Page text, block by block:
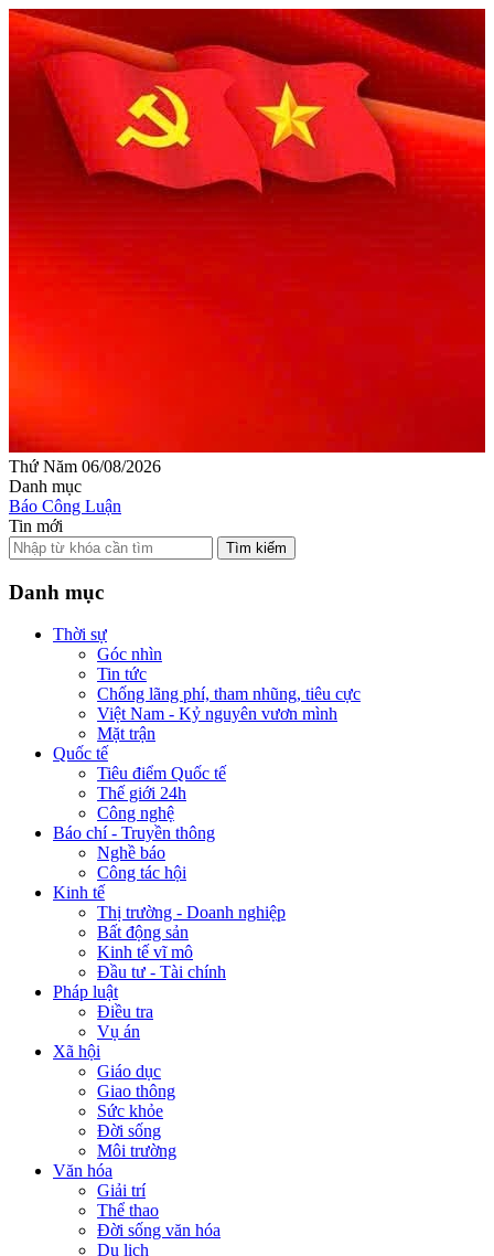
Thứ Năm 06/08/2026
Danh mục
Báo Công Luận
Tin mới
Tìm kiếm
Danh mục
Thời sự
Góc nhìn
Tin tức
Chống lãng phí, tham nhũng, tiêu cực
Việt Nam - Kỷ nguyên vươn mình
Mặt trận
Quốc tế
Tiêu điểm Quốc tế
Thế giới 24h
Công nghệ
Báo chí - Truyền thông
Nghề báo
Công tác hội
Kinh tế
Thị trường - Doanh nghiệp
Bất động sản
Kinh tế vĩ mô
Đầu tư - Tài chính
Pháp luật
Điều tra
Vụ án
Xã hội
Giáo dục
Giao thông
Sức khỏe
Đời sống
Môi trường
Văn hóa
Giải trí
Thể thao
Đời sống văn hóa
Du lịch